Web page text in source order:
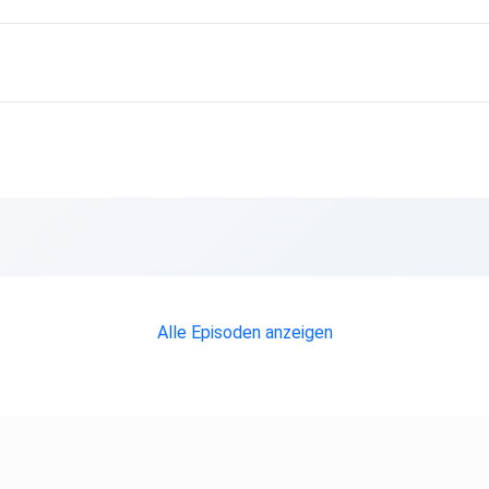
Alle Episoden anzeigen